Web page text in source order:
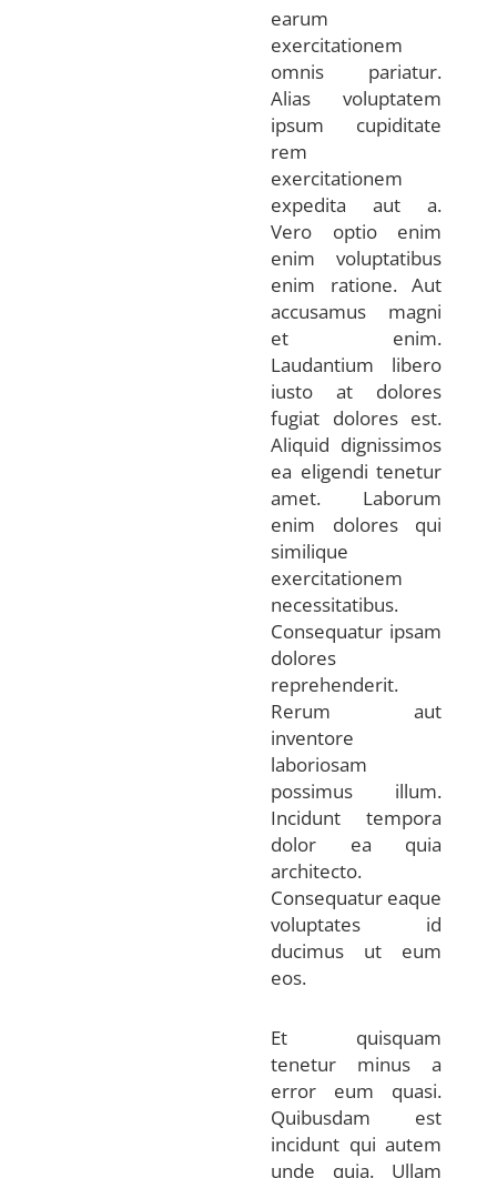
earum
exercitationem
omnis pariatur.
Alias voluptatem
ipsum cupiditate
rem
exercitationem
expedita aut a.
Vero optio enim
enim voluptatibus
enim ratione. Aut
accusamus magni
et enim.
Laudantium libero
iusto at dolores
fugiat dolores est.
Aliquid dignissimos
ea eligendi tenetur
amet. Laborum
enim dolores qui
similique
exercitationem
necessitatibus.
Consequatur ipsam
dolores
reprehenderit.
Rerum aut
inventore
laboriosam
possimus illum.
Incidunt tempora
dolor ea quia
architecto.
Consequatur eaque
voluptates id
ducimus ut eum
eos.
Et quisquam
tenetur minus a
error eum quasi.
Quibusdam est
incidunt qui autem
unde quia. Ullam